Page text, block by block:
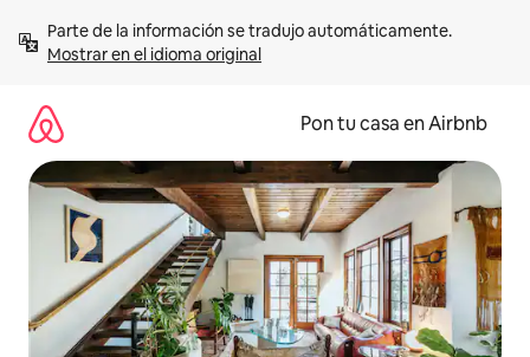
contenidoMostrar en el idioma original
Pon tu casa en Airbnb